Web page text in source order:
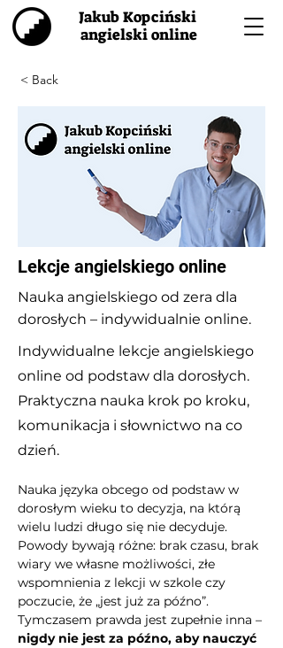
Jakub Kopciński
angielski online
< Back
Lekcje angielskiego online
Nauka angielskiego od zera dla
dorosłych – indywidualnie online.
Indywidualne lekcje angielskiego
online od podstaw dla dorosłych.
Praktyczna nauka krok po kroku,
komunikacja i słownictwo na co
dzień.
Nauka języka obcego od podstaw w
dorosłym wieku to decyzja, na którą
wielu ludzi długo się nie decyduje.
Powody bywają różne: brak czasu, brak
wiary we własne możliwości, złe
wspomnienia z lekcji w szkole czy
poczucie, że „jest już za późno”.
Tymczasem prawda jest zupełnie inna –
nigdy nie jest za późno, aby nauczyć